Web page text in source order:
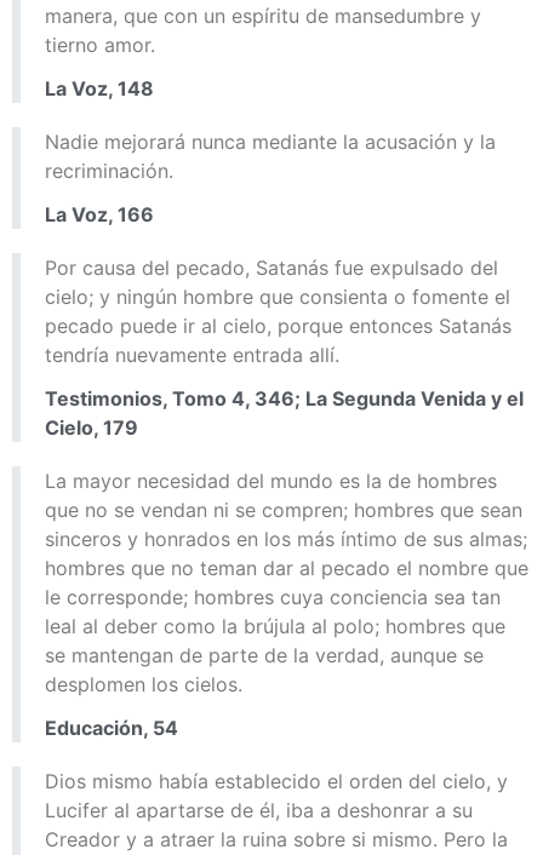
manera, que con un espíritu de mansedumbre y
tierno amor.
La Voz, 148
Nadie mejorará nunca mediante la acusación y la
recriminación.
La Voz, 166
Por causa del pecado, Satanás fue expulsado del
cielo; y ningún hombre que consienta o fomente el
pecado puede ir al cielo, porque entonces Satanás
tendría nuevamente entrada allí.
Testimonios, Tomo 4, 346; La Segunda Venida y el
Cielo, 179
La mayor necesidad del mundo es la de hombres
que no se vendan ni se compren; hombres que sean
sinceros y honrados en los más íntimo de sus almas;
hombres que no teman dar al pecado el nombre que
le corresponde; hombres cuya conciencia sea tan
leal al deber como la brújula al polo; hombres que
se mantengan de parte de la verdad, aunque se
desplomen los cielos.
Educación, 54
Dios mismo había establecido el orden del cielo, y
Lucifer al apartarse de él, iba a deshonrar a su
Creador y a atraer la ruina sobre si mismo. Pero la